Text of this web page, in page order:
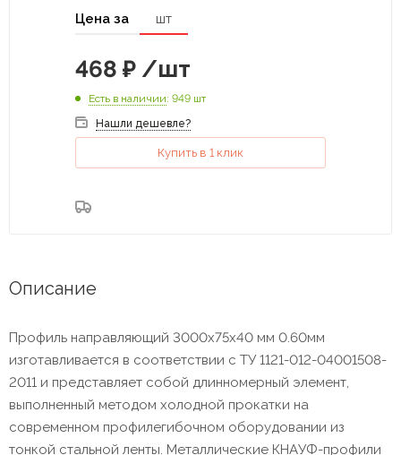
Цена за шт
468 ₽ /шт
Есть в наличии: 949 шт
Нашли дешевле?
Купить в 1 клик
Описание
Профиль направляющий 3000х75х40 мм 0.60мм
изготавливается в соответствии с ТУ 1121-012-04001508-
2011 и представляет собой длинномерный элемент,
выполненный методом холодной прокатки на
современном профилегибочном оборудовании из
тонкой стальной ленты. Металлические КНАУФ-профили